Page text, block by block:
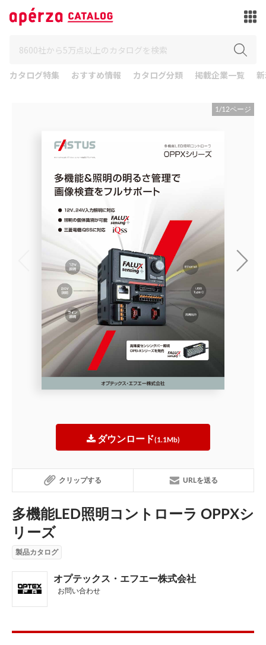
カタログ特集 おすすめ情報 カタログ分類 掲載企業一覧
1/12ページ
ダウンロード(1.1Mb)
クリップする URLを送る
多機能LED照明コントローラ OPPXシ
リーズ
製品カタログ
オプテックス・エフエー株式会社
お問い合わせ